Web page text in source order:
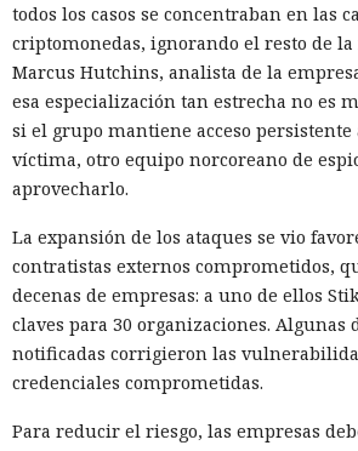
No se puede interrumpir el
ecosistema así con una sola
parte de sus componentes es legal y
tareas legítimas. HUMAN recomienda
del comportamiento sospechoso y el
entre servicios. Requieren un control
masiva de cuentas, el secuestro de
tarjetas bancarias.
Un hacker engañó a
«es solo una
volcó una base de
todos los casos se concentraban en las
criptomonedas, ignorando el resto de
Marcus Hutchins, analista de la
esa especialización tan estrecha no es
si el grupo mantiene acceso persistente
víctima, otro equipo norcoreano de
aprovecharlo.
La expansión de los ataques se vio
contratistas externos comprometidos,
decenas de empresas: a uno de ellos
claves para 30 organizaciones. Algunas
notificadas corrigieron las
credenciales comprometidas.
Para reducir el riesgo, las empresas